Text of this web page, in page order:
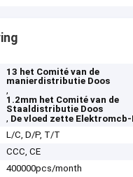
13 het Comité van de
manierdistributie Doos
,
1.2mm het Comité van de
Staaldistributie Doos
, De vloed zette Elektromcb-
L/C, D/P, T/T
CCC, CE
400000pcs/month